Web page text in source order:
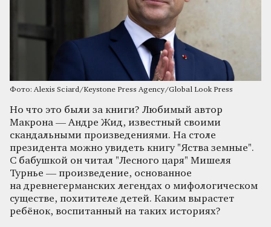
Фото: Alexis Sciard/Keystone Press Agency/Global Look Press
Но что это были за книги? Любимый автор
Макрона — Андре Жид, известный своими
скандальными произведениями. На столе
президента можно увидеть книгу "Яства земные".
С бабушкой он читал "Лесного царя" Мишеля
Турнье — произведение, основанное
на древнегерманских легендах о мифологическом
существе, похитителе детей. Каким вырастет
ребёнок, воспитанный на таких историях?